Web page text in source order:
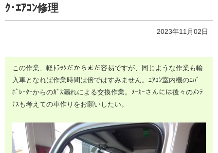
ｸ･ｴｱｺﾝ修理
2023年11月02日
この作業、軽ﾄﾗｯｸだからまだ容易ですが、同じような作業も輸
入車となれば作業時間は倍ではすみません。ｴｱｺﾝ室内機のｴﾊﾞ
ﾎﾟﾚｰﾀｰからのｶﾞｽ漏れによる交換作業。ﾒｰｶｰさんには後々のﾒﾝﾃ
ﾅｽも考えての車作りをお願いしたい。